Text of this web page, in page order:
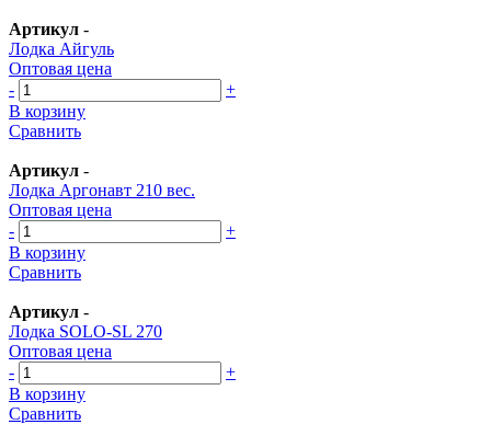
Артикул -
Лодка Айгуль
Оптовая цена
-
+
В корзину
Сравнить
Артикул -
Лодка Аргонавт 210 вес.
Оптовая цена
-
+
В корзину
Сравнить
Артикул -
Лодка SOLO-SL 270
Оптовая цена
-
+
В корзину
Сравнить